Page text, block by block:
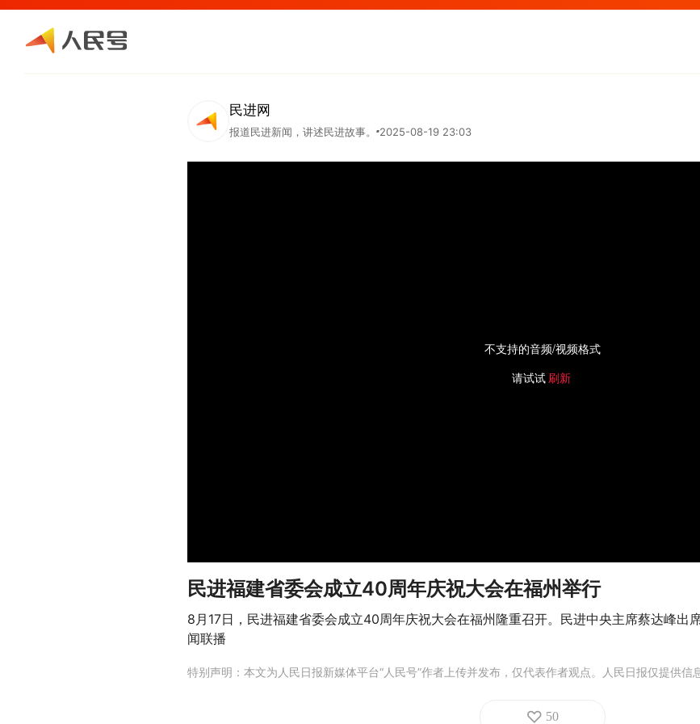
民进网
报道民进新闻，讲述民进故事。 2025-08-19 23:03
不支持的音频/视频格式
请试试 刷新
民进福建省委会成立40周年庆祝大会在福州举行
8月17日，民进福建省委会成立40周年庆祝大会在福州隆重召开。民进中央主席蔡达峰出
闻联播
特别声明：本文为人民日报新媒体平台“人民号”作者上传并发布，仅代表作者观点。人民日报仅提供信
50